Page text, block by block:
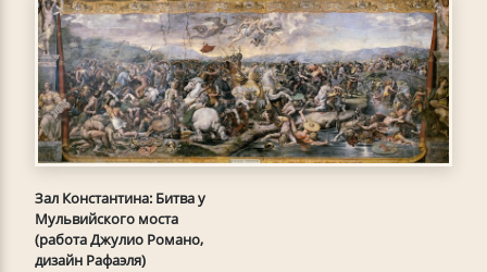
Зал Константина: Битва у
Мульвийского моста
(работа Джулио Романо,
дизайн Рафаэля)